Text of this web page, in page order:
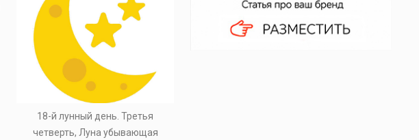
18-й лунный день. Третья
четверть, Луна убывающая